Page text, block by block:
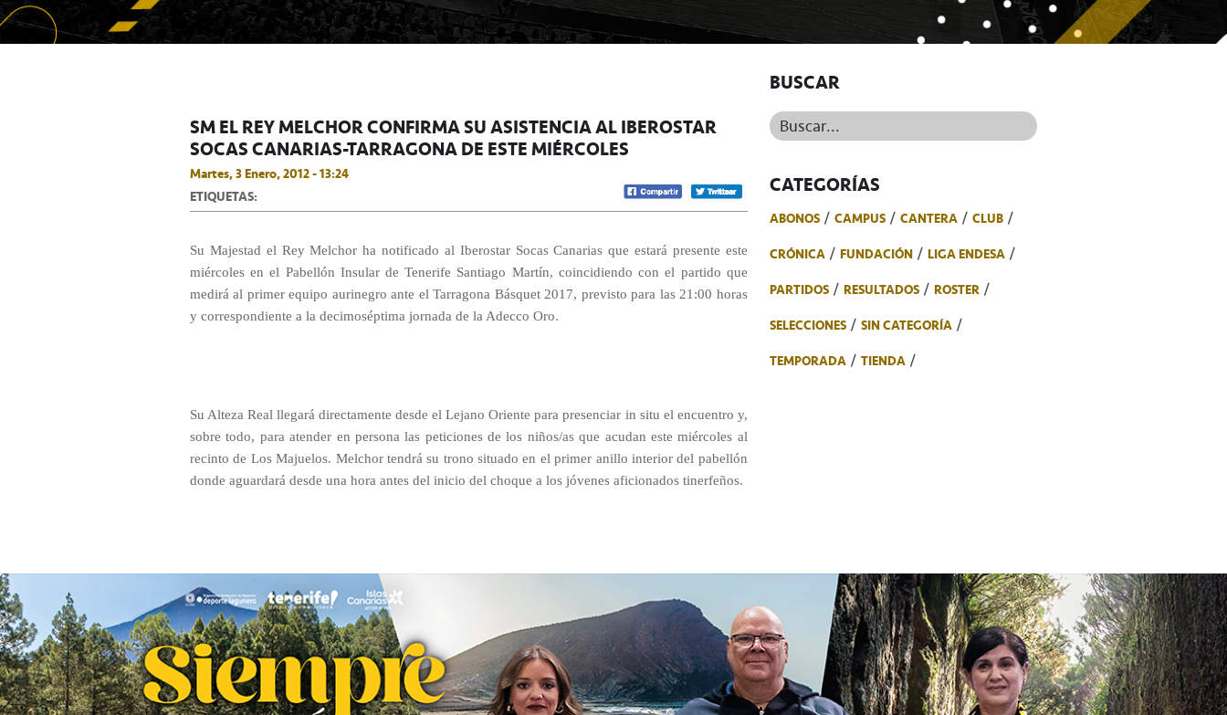
SM EL REY MELCHOR CONFIRMA SU ASISTENCIA AL IBEROSTAR
SOCAS CANARIAS-TARRAGONA DE ESTE MIÉRCOLES
Martes, 3 Enero, 2012 - 13:24
ETIQUETAS:
Su Majestad el Rey Melchor ha notificado al Iberostar Socas Canarias que estará presente este
miércoles en el Pabellón Insular de Tenerife Santiago Martín, coincidiendo con el partido que
medirá al primer equipo aurinegro ante el Tarragona Básquet 2017, previsto para las 21:00 horas
y correspondiente a la decimoséptima jornada de la Adecco Oro.
Su Alteza Real llegará directamente desde el Lejano Oriente para presenciar in situ el encuentro y,
sobre todo, para atender en persona las peticiones de los niños/as que acudan este miércoles al
recinto de Los Majuelos. Melchor tendrá su trono situado en el primer anillo interior del pabellón
donde aguardará desde una hora antes del inicio del choque a los jóvenes aficionados tinerfeños.
BUSCAR
Buscar...
CATEGORÍAS
ABONOS CAMPUS CANTERA
CLUB
CRÓNICA
FUNDACIÓN
LIGA ENDESA
PARTIDOS
RESULTADOS
ROSTER
SELECCIONES
SIN CATEGORÍA
TEMPORADA
TIENDA